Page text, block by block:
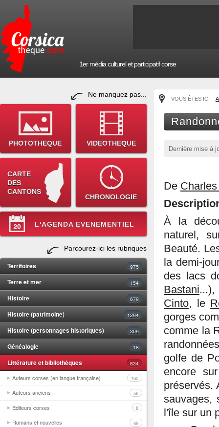
1er média culturel et participatif corse
Ne manquez pas...
PHOTOTHEQUE VIDEOTHEQUE
CARTE
DES
CANTONS
CHRONOLOGIE
L'AGENDA EVENEMENTIEL
Parcourez-ici les rubriques
Territoires 975
Terre et mer 154
Histoire 679
Histoire (patrimoine) 1294
Histoire (personnages historiques) 309
Généalogie 18
Littérature et bibliothèques 834
Auteurs corses (en langue française) 160
Auteurs anciens 56
Editeurs corses 8
Romans et nouvelles 69
VOUS ÊTES ICI :
Dernière mise à
De
À la
naturel,
Beauté.
la demi-
des lacs
Bastani
Cinto, le
gorges
comme la
golfe de
encore
préservés.
sauvages,
l'île sur un